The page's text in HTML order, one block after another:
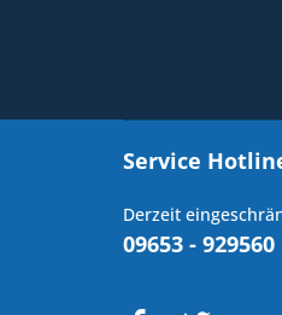
Service
Derzeit
09653 - 929560